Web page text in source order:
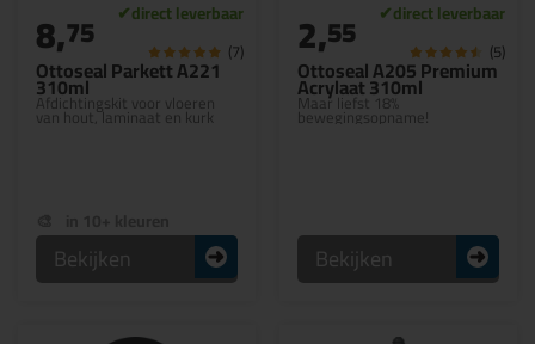
Ottoseal Parkett A221
310ml
Afdichtingskit voor vloeren
van hout, laminaat en kurk
8,75 (7)
Bekijken
Ottoseal A205 Premium
Acrylaat 310ml
Maar liefst 18%
bewegingsopname!
2,55 (5)
Bekijken